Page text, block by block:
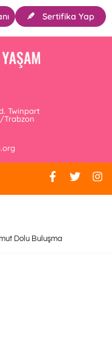
Sertifika Yap
Twinpart
Trabzon
Dolu Buluşma